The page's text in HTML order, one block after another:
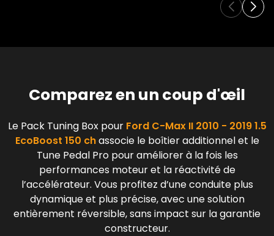
Comparez en un coup d'œil
Le Pack Tuning Box pour Ford C-Max II 2010 - 2019 1.5
EcoBoost 150 chassocie le boîtier additionnel et le
Tune Pedal Pro pour améliorer à la fois les
performances moteur et la réactivité de
l’accélérateur. Vous profitez d’une conduite plus
dynamique et plus précise, avec une solution
entièrement réversible, sans impact sur la garantie
constructeur.